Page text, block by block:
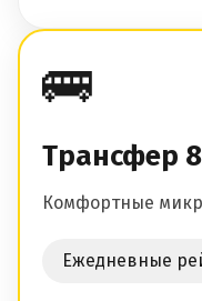
🚌
Трансфер
Комфортные
Ежедневные